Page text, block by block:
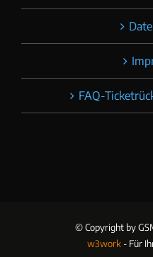
FAQ-
© Copyright by
w3work- Für